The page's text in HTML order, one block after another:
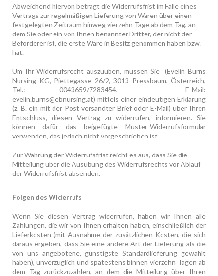
Abweichend hiervon beträgt die Widerrufsfrist im Falle eines
Vertrags zur regelmäßigen Lieferung von Waren über einen
festgelegten Zeitraum hinweg vierzehn Tage ab dem Tag, an
dem Sie oder ein von Ihnen benannter Dritter, der nicht der
Beförderer ist, die erste Ware in Besitz genommen haben bzw.
hat.
Um Ihr Widerrufsrecht auszuüben, müssen Sie (Evelin Burns
Nursing KG, Piettegasse 26/2, 3013 Pressbaum, Österreich,
Tel.: 0043659/7283454, E-Mail:
evelin.burns@ebnursing.at) mittels einer eindeutigen Erklärung
(z. B. ein mit der Post versandter Brief oder E-Mail) über Ihren
Entschluss, diesen Vertrag zu widerrufen, informieren. Sie
können dafür das beigefügte Muster-Widerrufsformular
verwenden, das jedoch nicht vorgeschrieben ist.
Zur Wahrung der Widerrufsfrist reicht es aus, dass Sie die
Mitteilung über die Ausübung des Widerrufsrechts vor Ablauf
der Widerrufsfrist absenden.
Folgen des Widerrufs
Wenn Sie diesen Vertrag widerrufen, haben wir Ihnen alle
Zahlungen, die wir von Ihnen erhalten haben, einschließlich der
Lieferkosten (mit Ausnahme der zusätzlichen Kosten, die sich
daraus ergeben, dass Sie eine andere Art der Lieferung als die
von uns angebotene, günstigste Standardlieferung gewählt
haben), unverzüglich und spätestens binnen vierzehn Tagen ab
dem Tag zurückzuzahlen, an dem die Mitteilung über Ihren